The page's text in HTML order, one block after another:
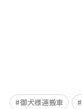
御犬様運搬車